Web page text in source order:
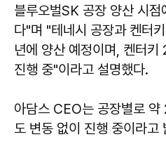
블루오벌SK 공장 양산 시
다"며 "테네시 공장과 켄터
년에 양산 예정이며, 켄터
진행 중"이라고 설명했다.
아담스 CEO는 공장별로
도 변동 없이 진행 중이라고